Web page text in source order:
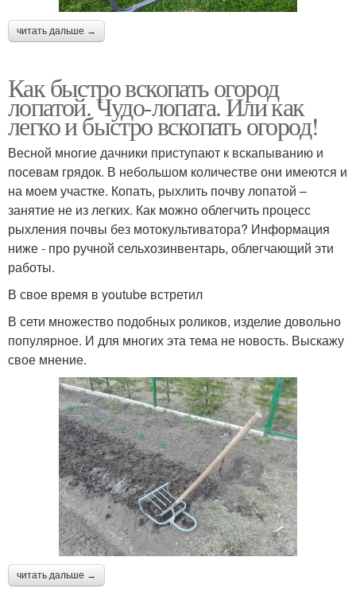
читать дальше →
Как быстро вскопать огород
лопатой. Чудо-лопата. Или как
легко и быстро вскопать огород!
Весной многие дачники приступают к вскапыванию и
посевам грядок. В небольшом количестве они имеются и
на моем участке. Копать, рыхлить почву лопатой –
занятие не из легких. Как можно облегчить процесс
рыхления почвы без мотокультиватора? Информация
ниже - про ручной сельхозинвентарь, облегчающий эти
работы.
В свое время в youtube встретил
В сети множество подобных роликов, изделие довольно
популярное. И для многих эта тема не новость. Выскажу
свое мнение.
читать дальше →